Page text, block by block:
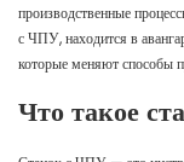
производственные
с ЧПУ, находится в
которые меняют способы
Что такое